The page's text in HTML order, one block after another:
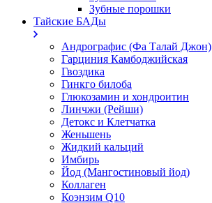
Зубные порошки
Тайские БАДы
Андрографис (Фа Талай Джон)
Гарциния Камбоджийская
Гвоздика
Гинкго билоба
Глюкозамин и хондроитин
Линчжи (Рейши)
Детокс и Клетчатка
Женьшень
Жидкий кальций
Имбирь
Йод (Мангостиновый йод)
Коллаген
Коэнзим Q10